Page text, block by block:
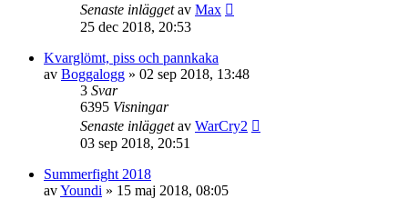
Senaste inläggetav Max
25 dec 2018, 20:53
Kvarglömt, piss och pannkaka
av Boggalogg » 02 sep 2018, 13:48
3 Svar
6395 Visningar
Senaste inläggetav WarCry2
03 sep 2018, 20:51
Summerfight 2018
avYoundi » 15 maj 2018, 08:05